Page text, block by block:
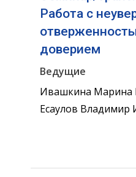
Работа с
доверием
Ведущие
Ивашкина Марина
Есаулов Владимир